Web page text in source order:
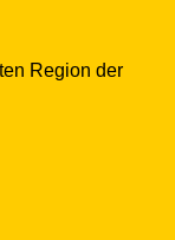
Region der